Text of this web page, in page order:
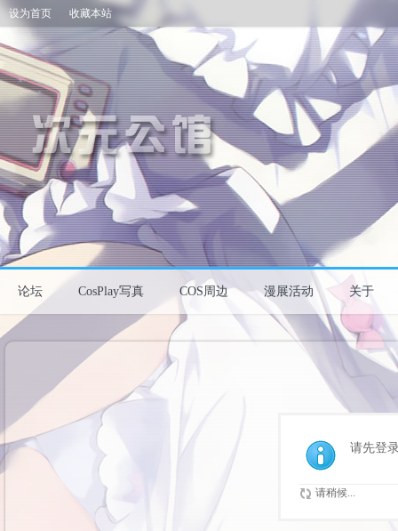
设为首页 收藏本站
论坛 CosPlay写真 COS周边 漫展活动 关于
请先登
请稍候...